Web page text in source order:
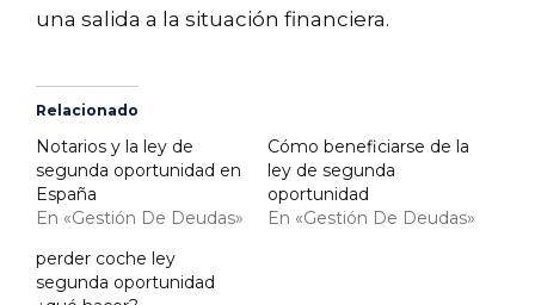
una salida a la situación financiera.
Relacionado
Notarios y la ley de
segunda oportunidad en
España
En «Gestión De Deudas»
Cómo beneficiarse de la
ley de segunda
oportunidad
En «Gestión De Deudas»
perder coche ley
segunda oportunidad